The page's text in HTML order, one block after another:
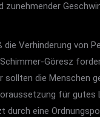
Verhinderung von
Göresz
die Menschen
für
eine